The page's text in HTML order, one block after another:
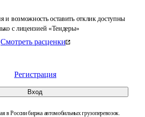
и возможность оставить отклик доступны
с лицензией «Тендеры»
Смотреть расценки
Регистрация
Вход
в России биржа автомобильных грузоперевозок.